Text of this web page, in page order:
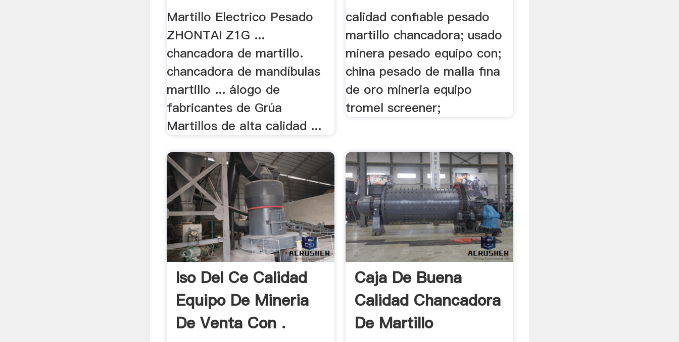
Martillo Electrico Pesado
ZHONTAI Z1G ...
chancadora de martillo.
chancadora de mandíbulas
martillo ... álogo de
fabricantes de Grúa
Martillos de alta calidad ...
calidad confiable pesado
martillo chancadora; usado
minera pesado equipo con;
china pesado de malla fina
de oro mineria equipo
tromel screener;
Iso Del Ce Calidad
Equipo De Mineria
De Venta Con .
Caja De Buena
Calidad Chancadora
De Martillo